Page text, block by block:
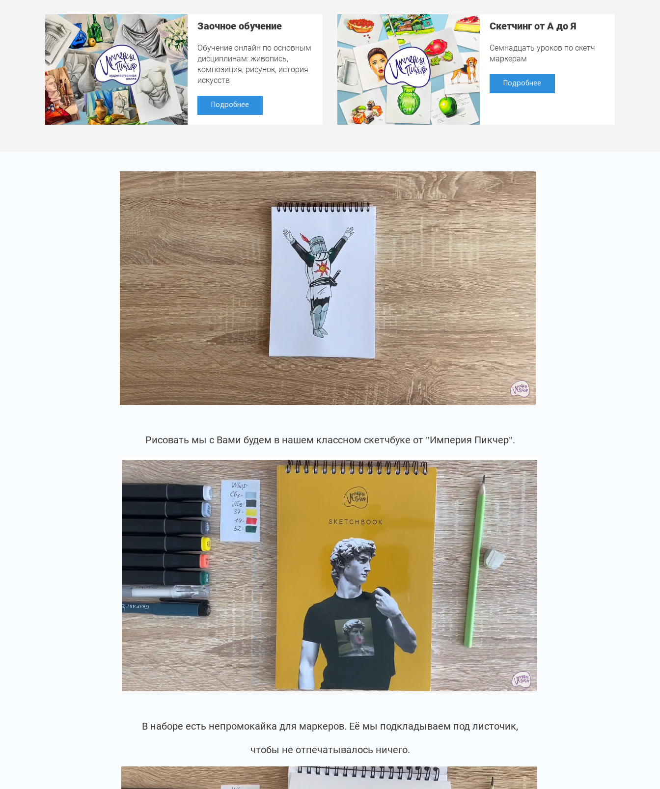
Заочное обучение
Обучение онлайн по основным
дисциплинам: живопись,
композиция, рисунок, история
искусств
Подробнее
Скетчинг от А до Я
Семнадцать уроков по скетч
маркерам
Подробнее
Рисовать мы с Вами будем в нашем классном скетчбуке от "Империя Пикчер".
В наборе есть непромокайка для маркеров. Её мы подкладываем под листочик,
чтобы не отпечатывалось ничего.